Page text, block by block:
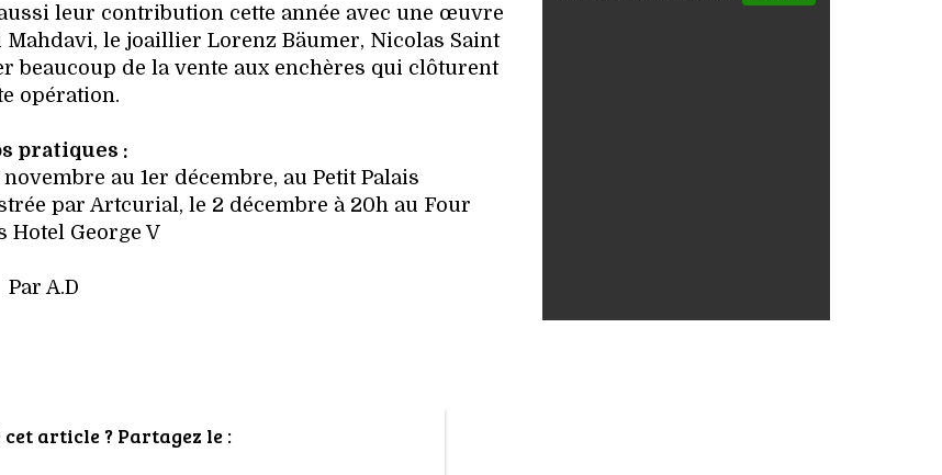
leur contribution cette année avec une œuvre
le joaillier Lorenz Bäumer, Nicolas Saint
beaucoup de la vente aux enchères qui clôturent
opération.
pratiques :
au 1er décembre, au Petit Palais
par Artcurial, le 2 décembre à 20h au Four
Hotel George V
Par A.D
article ? Partagez le :